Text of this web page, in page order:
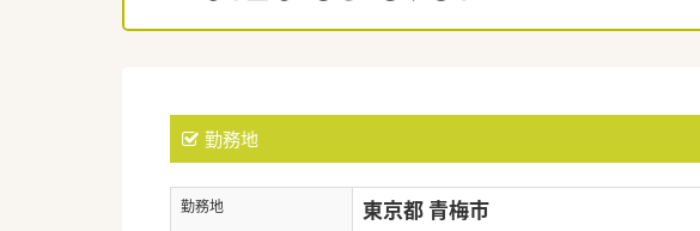
勤務地
勤務地 東京都 青梅市